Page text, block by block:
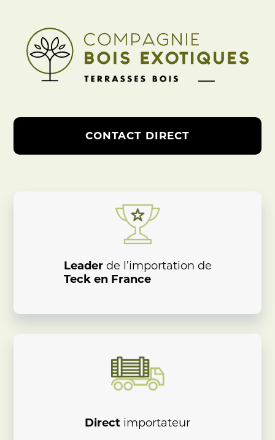
CONTACT DIRECT
Leaderde l’importation de
Teck en France
Direct importateur